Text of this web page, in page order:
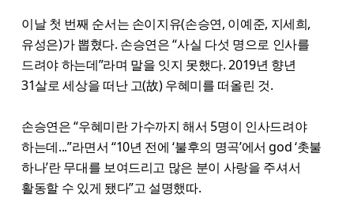
이날 첫 번째 순서는 손이지유(손승연, 이예준, 지세희,
유성은)가 뽑혔다. 손승연은 “사실 다섯 명으로 인사를
드려야 하는데”라며 말을 잇지 못했다. 2019년 향년
31살로 세상을 떠난 고(故) 우혜미를 떠올린 것.
손승연은 “우혜미란 가수까지 해서 5명이 인사드려야
하는데...”라면서 “10년 전에 ‘불후의 명곡’에서 god ‘촛불
하나’란 무대를 보여드리고 많은 분이 사랑을 주셔서
활동할 수 있게 됐다”고 설명했따.